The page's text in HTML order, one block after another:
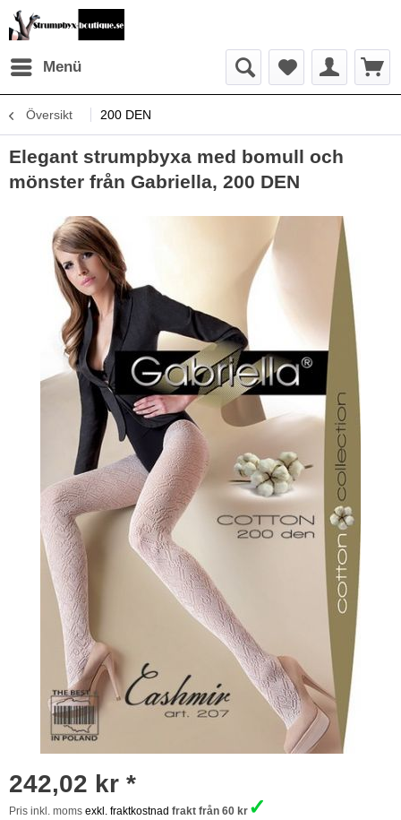
Menü
Översikt 200 DEN
Elegant strumpbyxa med bomull och
mönster från Gabriella, 200 DEN
242,02 kr *
Pris inkl. moms exkl. fraktkostnad frakt från 60 kr ✓